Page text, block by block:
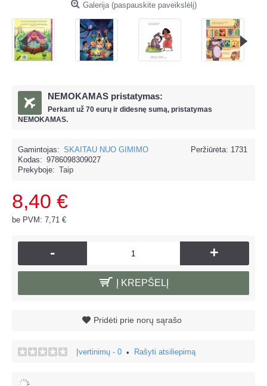
Galerija (paspauskite paveikslėlį)
NEMOKAMAS pristatymas:
Perkant už 70 eurų ir didesnę sumą, pristatymas
NEMOKAMAS.
Peržiūrėta: 1731
Gamintojas: SKAITAU NUO GIMIMO
Kodas: 9786098309027
Prekyboje: Taip
8,40 €
be PVM: 7,71 €
- +
Į KREPŠELĮ
Pridėti prie norų sąrašo
Įvertinimų - 0 • Rašyti atsiliepimą